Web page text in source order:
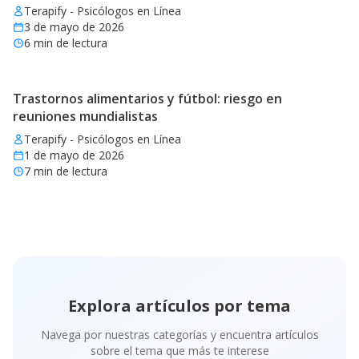
Terapify - Psicólogos en Línea
3 de mayo de 2026
6 min de lectura
Trastornos alimentarios y fútbol: riesgo en
reuniones mundialistas
Terapify - Psicólogos en Línea
1 de mayo de 2026
7 min de lectura
Explora artículos por tema
Navega por nuestras categorías y encuentra artículos
sobre el tema que más te interese